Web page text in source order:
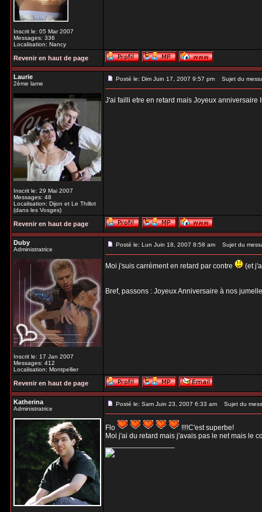
Inscrit le: 05 Mar 2007
Messages: 336
Localisation: Nancy
Revenir en haut de page
Laurie
2ème lame
Inscrit le: 29 Mai 2007
Messages: 48
Localisation: Dijon et Le Thillot
(dans les Vosges)
Posté le: Dim Juin 17, 2007 9:57 pm Sujet du
J'ai failli etre en retard mais Joyeux anniversaire
Revenir en haut de page
Duby
Administratrice
Inscrit le: 17 Jan 2007
Messages: 412
Localisation: Montpellier
Posté le: Lun Juin 18, 2007 8:58 am Sujet du
Moi j'suis carrément en retard par contre (et
Bref, passons : Joyeux Anniversaire à nos
Revenir en haut de page
Katherina
Administratrice
Posté le: Sam Juin 23, 2007 6:33 am Sujet du
Flo
!!!!C'est superbe!
Moi j'ai du retard mais j'avais pas le net mais le
_________________